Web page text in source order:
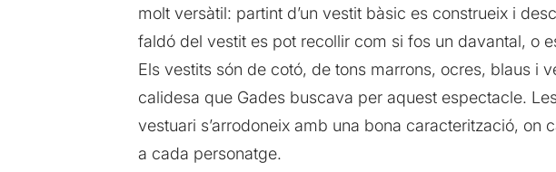
molt versàtil: partint d’un vestit bàsic es construeix i
faldó del vestit es pot recollir com si fos un davantal, o
Els vestits són de cotó, de tons marrons, ocres, blaus i
calidesa que Gades buscava per aquest espectacle.
vestuari s’arrodoneix amb una bona caracterització,
a cada personatge.